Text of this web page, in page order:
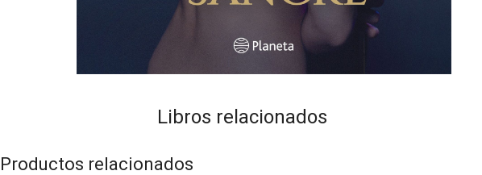
Libros relacionados
Productos relacionados